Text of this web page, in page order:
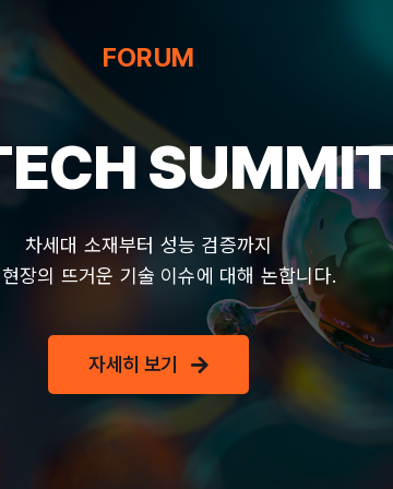
FORUM
SUMMIT
차세대 소재부터 성능 검증까지
장의 뜨거운 기술 이슈에 대해 논합니다.
자세히 보기